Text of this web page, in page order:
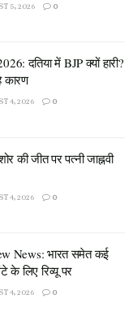
5, 2026 0
दतिया में BJP क्यों हारी?
कारण
4, 2026 0
की जीत पर पत्नी जाह्नवी
4, 2026 0
News: भारत समेत कई
लिए रिव्यू पर
4, 2026 0